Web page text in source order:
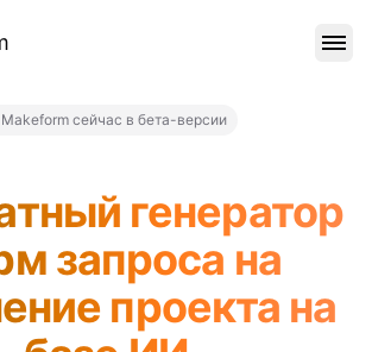
Makeform сейчас в бета-версии
генератор
запроса на
проекта на